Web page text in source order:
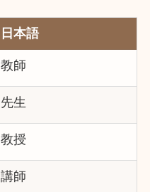
日本語
教師
先生
教授
講師